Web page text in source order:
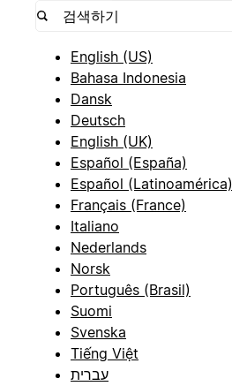
English (US)
Bahasa Indonesia
Dansk
Deutsch
English (UK)
Español (España)
Español (Latinoamérica)
Français (France)
Italiano
Nederlands
Norsk
Português (Brasil)
Suomi
Svenska
Tiếng Việt
עברית